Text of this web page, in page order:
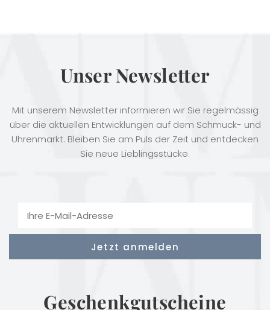
Unser Newsletter
Mit unserem Newsletter informieren wir Sie regelmässig
über die aktuellen Entwicklungen auf dem Schmuck- und
Uhrenmarkt. Bleiben Sie am Puls der Zeit und entdecken
Sie neue Lieblingsstücke.
Geschenkgutscheine